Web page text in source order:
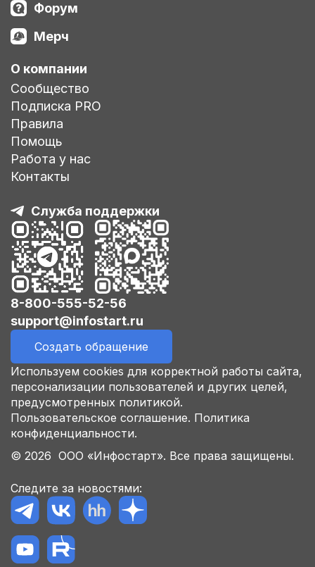
Форум
Мерч
О компании
Сообщество
Подписка PRO
Правила
Помощь
Работа у нас
Контакты
Служба поддержки
8-800-555-52-56
support@infostart.ru
Создать обращение
Используем cookies для корректной работы сайта,
персонализации пользователей и других целей,
предусмотренных политикой.
Пользовательское соглашение. Политика
конфиденциальности.
© 2026 ООО «Инфостарт». Все права защищены.
Следите за новостями: